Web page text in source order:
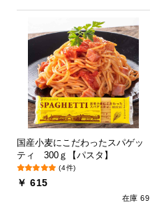
国産小麦にこだわったスパゲッ
ティ 300ｇ【パスタ】
(4件)
￥ 615
在庫 69